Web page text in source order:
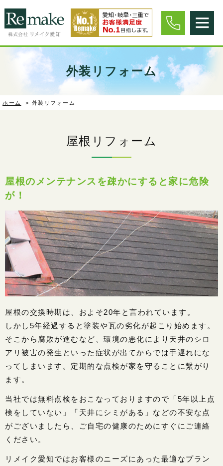
外装リフォーム
ホーム > 外装リフォーム
屋根リフォーム
屋根のメンテナンスを疎かにすると家に危険
が！
屋根の交換時期は、およそ20年と言われています。
しかし5年経過すると塗装や瓦の劣化が起こり始めます。
そこから腐敗が進むなど、環境の悪化により天井のシロ
アリ被害の発生といった症状が出てからでは手遅れにな
ってしまいます。定期的な点検が家を守ることに繋がり
ます。
当社では無料点検をおこなっておりますので「5年以上点
検をしていない」「天井にシミがある」などの不安な点
がございましたら、ご自宅の健康のためにすぐにご連絡
ください。
リメイク愛知ではお客様のニーズにあった最適なプラン